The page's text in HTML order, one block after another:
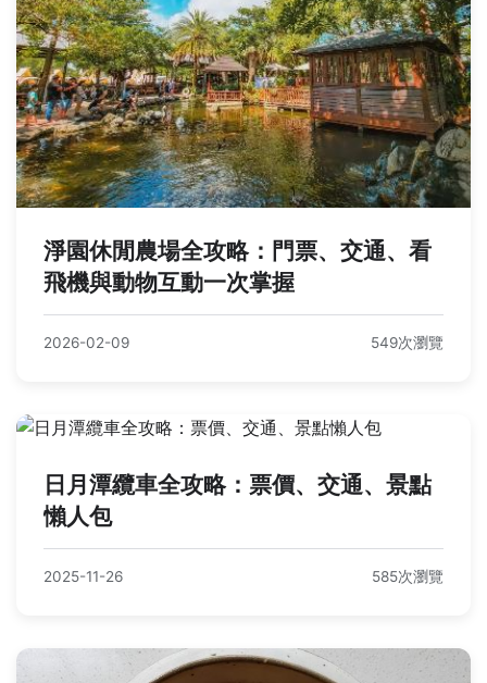
淨園休閒農場全攻略：門票、交通、看
飛機與動物互動一次掌握
2026-02-09 549次瀏覽
日月潭纜車全攻略：票價、交通、景點
懶人包
2025-11-26 585次瀏覽